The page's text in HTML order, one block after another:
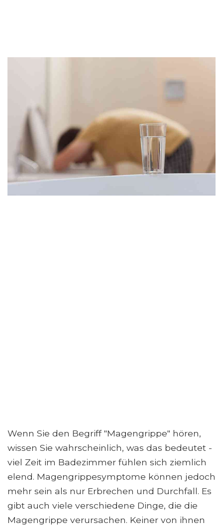
Wenn Sie den Begriff "Magengrippe" hören,
wissen Sie wahrscheinlich, was das bedeutet -
viel Zeit im Badezimmer fühlen sich ziemlich
elend. Magengrippesymptome können jedoch
mehr sein als nur Erbrechen und Durchfall. Es
gibt auch viele verschiedene Dinge, die die
Magengrippe verursachen. Keiner von ihnen